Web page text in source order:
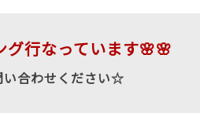
行なっています🌸🌸
い合わせください☆